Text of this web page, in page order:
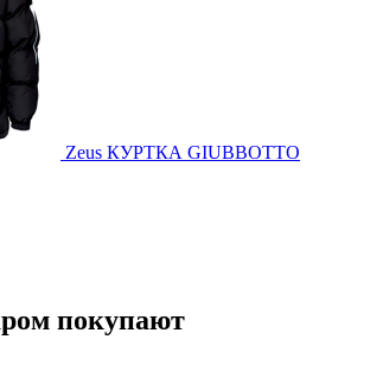
Zeus КУРТКА GIUBBOTTO
покупают